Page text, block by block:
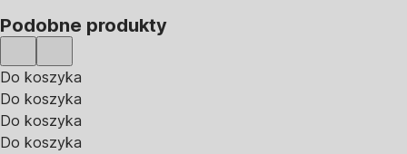
Podobne produkty
Do koszyka
Do koszyka
Do koszyka
Do koszyka